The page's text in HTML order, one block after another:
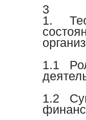
3
1.
1.1
1.2